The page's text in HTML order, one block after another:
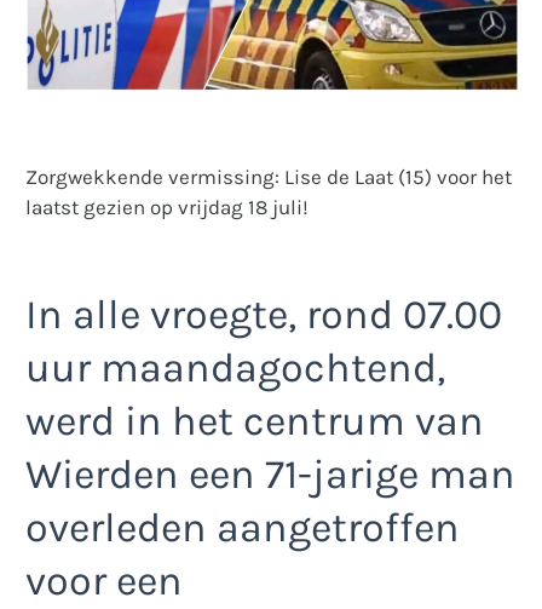
Zorgwekkende vermissing: Lise de Laat (15) voor het
laatst gezien op vrijdag 18 juli!
In alle vroegte, rond 07.00
uur maandagochtend,
werd in het centrum van
Wierden een 71-jarige man
overleden aangetroffen
voor een